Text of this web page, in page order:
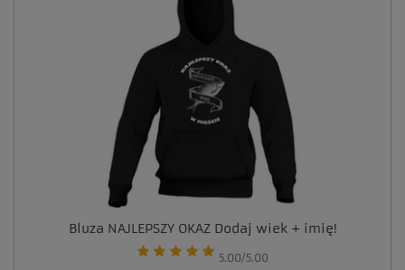
Bluza NAJLEPSZY OKAZ Dodaj wiek + imię!
5.00/5.00